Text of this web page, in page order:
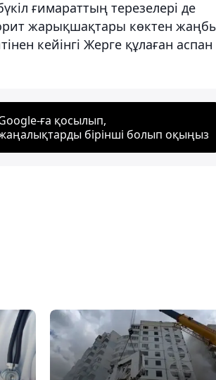
ғимараттың терезелері де
жарықшақтары көктен
кейінгі Жерге құлаған аспан
ға қосылып,
бірінші болып оқыңыз